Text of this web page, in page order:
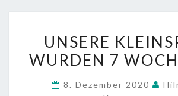
WURDEN
WOCHEN
UNSERE
WURDEN 7
8. Dezember 2020